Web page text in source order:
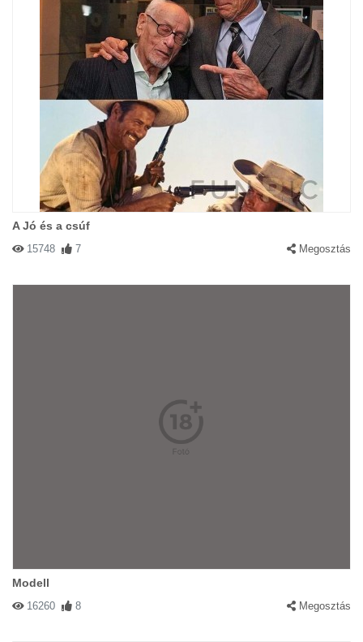
A Jó és a csúf
15748 7 Megosztás
Modell
16260 8 Megosztás